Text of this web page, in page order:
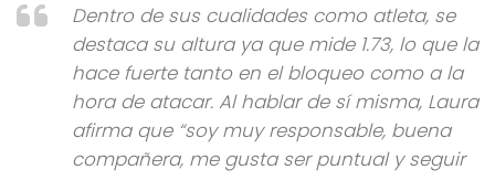
Dentro de sus cualidades como atleta, se
destaca su altura ya que mide 1.73, lo que la
hace fuerte tanto en el bloqueo como a la
hora de atacar. Al hablar de sí misma, Laura
afirma que “soy muy responsable, buena
compañera, me gusta ser puntual y seguir